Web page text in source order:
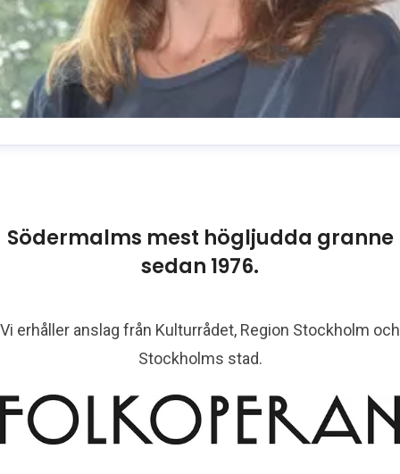
Södermalms mest högljudda granne
sedan 1976.
Vi erhåller anslag från Kulturrådet, Region Stockholm och
Stockholms stad.